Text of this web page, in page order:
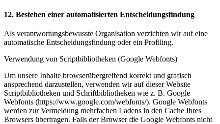
12. Bestehen einer automatisierten Entscheidungsfindung
Als verantwortungsbewusste Organisation verzichten wir auf eine
automatische Entscheidungsfindung oder ein Profiling.
Verwendung von Scriptbibliotheken (Google Webfonts)
Um unsere Inhalte browserübergreifend korrekt und grafisch
ansprechend darzustellen, verwenden wir auf dieser Website
Scriptbibliotheken und Schriftbibliotheken wie z. B. Google
Webfonts (https://www.google.com/webfonts/). Google Webfonts
werden zur Vermeidung mehrfachen Ladens in den Cache Ihres
Browsers übertragen. Falls der Browser die Google Webfonts nicht